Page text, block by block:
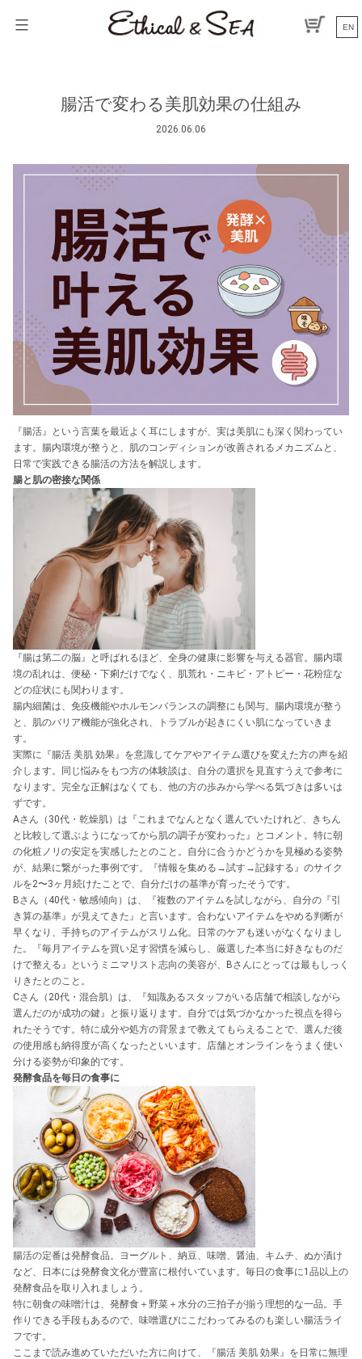
EN
腸活で変わる美肌効果の仕組み
2026.06.06
『腸活』という言葉を最近よく耳にしますが、実は美肌にも深く関わってい
ます。腸内環境が整うと、肌のコンディションが改善されるメカニズムと、
日常で実践できる腸活の方法を解説します。
腸と肌の密接な関係
『腸は第二の脳』と呼ばれるほど、全身の健康に影響を与える器官。腸内環
境の乱れは、便秘・下痢だけでなく、肌荒れ・ニキビ・アトピー・花粉症な
どの症状にも関わります。
腸内細菌は、免疫機能やホルモンバランスの調整にも関与。腸内環境が整う
と、肌のバリア機能が強化され、トラブルが起きにくい肌になっていきま
す。
実際に『腸活 美肌 効果』を意識してケアやアイテム選びを変えた方の声を紹
介します。同じ悩みをもつ方の体験談は、自分の選択を見直すうえで参考に
なります。完全な正解はなくても、他の方の歩みから学べる気づきは多いは
ずです。
Aさん（30代・乾燥肌）は『これまでなんとなく選んでいたけれど、きちん
と比較して選ぶようになってから肌の調子が変わった』とコメント。特に朝
の化粧ノリの安定を実感したとのこと。自分に合うかどうかを見極める姿勢
が、結果に繋がった事例です。『情報を集める→試す→記録する』のサイク
ルを2〜3ヶ月続けたことで、自分だけの基準が育ったそうです。
Bさん（40代・敏感傾向）は、『複数のアイテムを試しながら、自分の『引
き算の基準』が見えてきた』と言います。合わないアイテムをやめる判断が
早くなり、手持ちのアイテムがスリム化。日常のケアも迷いがなくなりまし
た。『毎月アイテムを買い足す習慣を減らし、厳選した本当に好きなものだ
けで整える』というミニマリスト志向の美容が、Bさんにとっては最もしっく
りきたとのこと。
Cさん（20代・混合肌）は、『知識あるスタッフがいる店舗で相談しながら
選んだのが成功の鍵』と振り返ります。自分では気づかなかった視点を得ら
れたそうです。特に成分や処方の背景まで教えてもらえることで、選んだ後
の使用感も納得度が高くなったといいます。店舗とオンラインをうまく使い
分ける姿勢が印象的です。
発酵食品を毎日の食事に
腸活の定番は発酵食品。ヨーグルト、納豆、味噌、醤油、キムチ、ぬか漬け
など、日本には発酵食文化が豊富に根付いています。毎日の食事に1品以上の
発酵食品を取り入れましょう。
特に朝食の味噌汁は、発酵食＋野菜＋水分の三拍子が揃う理想的な一品。手
作りできる手段もあるので、味噌選びにこだわってみるのも楽しい腸活ライ
フです。
ここまで読み進めていただいた方に向けて、『腸活 美肌 効果』を日常に無理